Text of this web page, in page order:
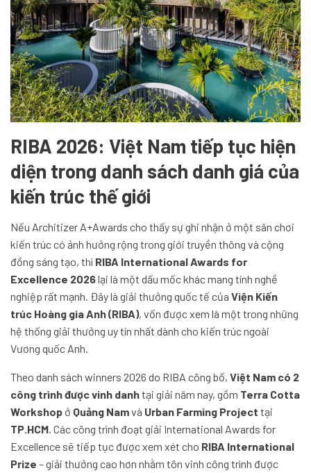
RIBA 2026: Việt Nam tiếp tục hiện
diện trong danh sách danh giá của
kiến trúc thế giới
Nếu Architizer A+Awards cho thấy sự ghi nhận ở một sân chơi
kiến trúc có ảnh hưởng rộng trong giới truyền thông và cộng
đồng sáng tạo, thì RIBA International Awards for
Excellence 2026lại là một dấu mốc khác mang tính nghề
nghiệp rất mạnh. Đây là giải thưởng quốc tế của Viện Kiến
trúc Hoàng gia Anh (RIBA), vốn được xem là một trong những
hệ thống giải thưởng uy tín nhất dành cho kiến trúc ngoài
Vương quốc Anh.
Theo danh sách winners 2026 do RIBA công bố, Việt Nam có 2
công trình được vinh danhtại giải năm nay, gồm Terra Cotta
Workshop ở Quảng Namvà Urban Farming Project tại
TP.HCM. Các công trình đoạt giải International Awards for
Excellence sẽ tiếp tục được xem xét cho RIBA International
Prize – giải thưởng cao hơn nhằm tôn vinh công trình được